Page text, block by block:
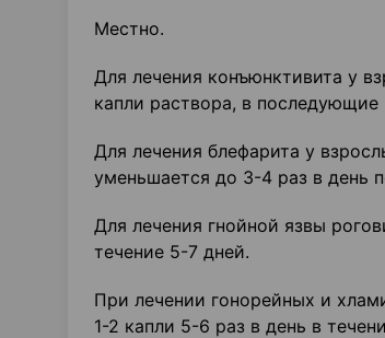
Местно.
Для лечения конъюнктивита у
капли раствора, в
Для лечения блефарита у
уменьшается до 3-4 раз в день
Для лечения гнойной язвы
течение 5-7 дней.
При лечении гонорейных и
1-2 капли 5-6 раз в день в